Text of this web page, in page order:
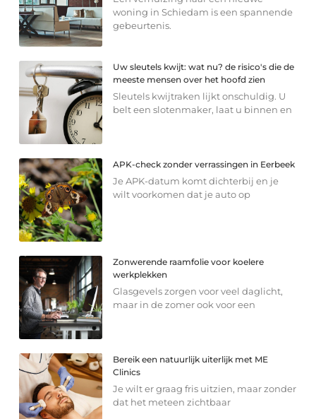
woning in Schiedam is een spannende
gebeurtenis.
Uw sleutels kwijt: wat nu? de risico's die de
meeste mensen over het hoofd zien
Sleutels kwijtraken lijkt onschuldig. U
belt een slotenmaker, laat u binnen en
APK-check zonder verrassingen in Eerbeek
Je APK-datum komt dichterbij en je
wilt voorkomen dat je auto op
Zonwerende raamfolie voor koelere
werkplekken
Glasgevels zorgen voor veel daglicht,
maar in de zomer ook voor een
Bereik een natuurlijk uiterlijk met ME
Clinics
Je wilt er graag fris uitzien, maar zonder
dat het meteen zichtbaar